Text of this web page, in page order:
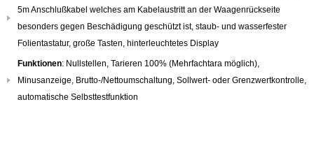
5m Anschlußkabel welches am Kabelaustritt an der Waagenrückseite
besonders gegen Beschädigung geschützt ist, staub- und wasserfester
Folientastatur, große Tasten, hinterleuchtetes Display
Funktionen: Nullstellen, Tarieren 100% (Mehrfachtara möglich),
Minusanzeige, Brutto-/Nettoumschaltung, Sollwert- oder Grenzwertkontrolle,
automatische Selbsttestfunktion